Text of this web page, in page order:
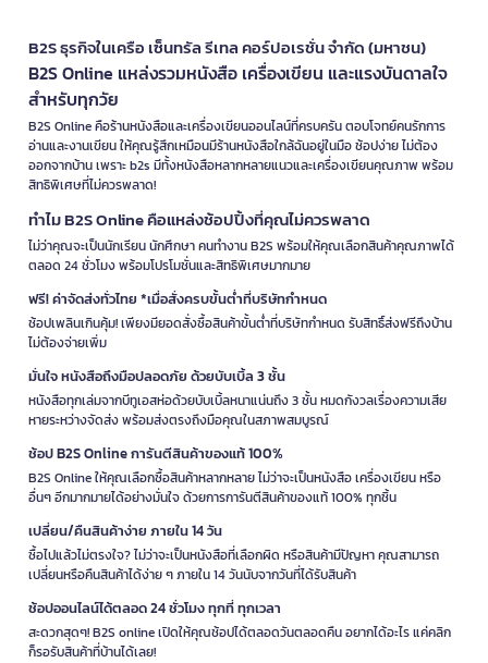
B2S ธุรกิจในเครือ เซ็นทรัล รีเทล คอร์ปอเรชั่น จำกัด (มหาชน)
B2S Online แหล่งรวมหนังสือ เครื่องเขียน และแรงบันดาลใจ
สำหรับทุกวัย
B2S Online คือร้านหนังสือและเครื่องเขียนออนไลน์ที่ครบครัน ตอบโจทย์คนรักการ
อ่านและงานเขียน ให้คุณรู้สึกเหมือนมีร้านหนังสือใกล้ฉันอยู่ในมือ ช้อปง่าย ไม่ต้อง
ออกจากบ้าน เพราะ b2s มีทั้งหนังสือหลากหลายแนวและเครื่องเขียนคุณภาพ พร้อม
สิทธิพิเศษที่ไม่ควรพลาด!
ทำไม B2S Online คือแหล่งช้อปปิ้งที่คุณไม่ควรพลาด
ไม่ว่าคุณจะเป็นนักเรียน นักศึกษา คนทำงาน B2S พร้อมให้คุณเลือกสินค้าคุณภาพได้
ตลอด 24 ชั่วโมง พร้อมโปรโมชั่นและสิทธิพิเศษมากมาย
ฟรี! ค่าจัดส่งทั่วไทย *เมื่อสั่งครบขั้นต่ำที่บริษัทกำหนด
ช้อปเพลินเกินคุ้ม! เพียงมียอดสั่งซื้อสินค้าขั้นต่ำที่บริษัทกำหนด รับสิทธิ์ส่งฟรีถึงบ้าน
ไม่ต้องจ่ายเพิ่ม
มั่นใจ หนังสือถึงมือปลอดภัย ด้วยบับเบิ้ล 3 ชั้น
หนังสือทุกเล่มจากบีทูเอสห่อด้วยบับเบิ้ลหนาแน่นถึง 3 ชั้น หมดกังวลเรื่องความเสีย
หายระหว่างจัดส่ง พร้อมส่งตรงถึงมือคุณในสภาพสมบูรณ์
ช้อป B2S Online การันตีสินค้าของแท้ 100%
B2S Online ให้คุณเลือกซื้อสินค้าหลากหลาย ไม่ว่าจะเป็นหนังสือ เครื่องเขียน หรือ
อื่นๆ อีกมากมายได้อย่างมั่นใจ ด้วยการการันตีสินค้าของแท้ 100% ทุกชิ้น
เปลี่ยน/คืนสินค้าง่าย ภายใน 14 วัน
ซื้อไปแล้วไม่ตรงใจ? ไม่ว่าจะเป็นหนังสือที่เลือกผิด หรือสินค้ามีปัญหา คุณสามารถ
เปลี่ยนหรือคืนสินค้าได้ง่าย ๆ ภายใน 14 วันนับจากวันที่ได้รับสินค้า
ช้อปออนไลน์ได้ตลอด 24 ชั่วโมง ทุกที่ ทุกเวลา
สะดวกสุดๆ! B2S online เปิดให้คุณช้อปได้ตลอดวันตลอดคืน อยากได้อะไร แค่คลิก
ก็รอรับสินค้าที่บ้านได้เลย!